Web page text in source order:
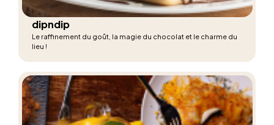
dipndip
Le raffinement du goût, la magie du chocolat et le charme du
lieu !